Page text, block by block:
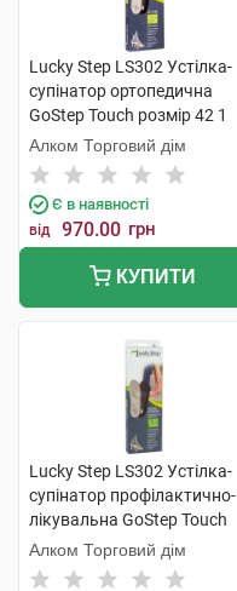
Lucky Step LS302 Устілка-
супінатор ортопедична
GoStep Touch розмір 42 1
пара
Алком Торговий дім
Є в наявності
від 970.00 грн
КУПИТИ
Lucky Step LS302 Устілка-
супінатор профілактично-
лікувальна GoStep Touch
розмір 44 1 пара
Алком Торговий дім